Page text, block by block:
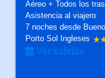
Aéreo + Todos los
Asistencia al viajero
7 nochesdesde
Porto Sol Ingleses
Ver salidas